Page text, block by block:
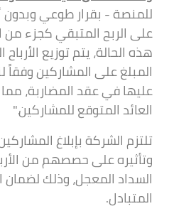
للمنصة - بقرار طوعي
على الربح المتبقي كجزء من
هذه الحالة، يتم توزيع
المبلغ على المشاركين وفقاً
عليها في عقد المضاربة،
العائد المتوقع للمشاركين."
تلتزم الشركة بإبلاغ
وتأثيره على حصصهم من
السداد المعجل، وذلك لضمان
المتبادل.